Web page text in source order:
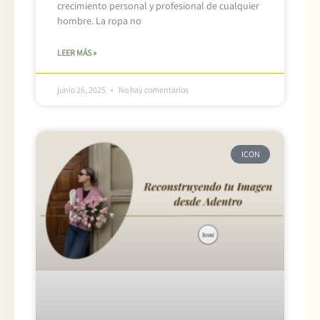
crecimiento personal y profesional de cualquier
hombre. La ropa no
LEER MÁS »
junio 26, 2025 No hay comentarios
ICON